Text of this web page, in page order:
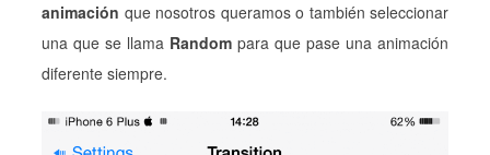
animación que nosotros queramos o también seleccionar
una que se llama Random para que pase una animación
diferente siempre.